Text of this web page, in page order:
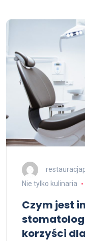
Nie tylko kulinaria
Czym jest
korzyści